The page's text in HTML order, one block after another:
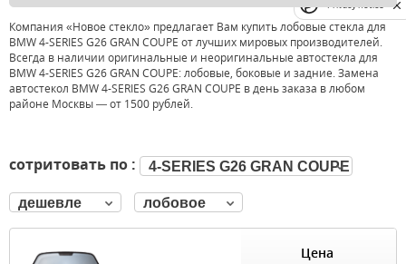
Компания «Новое стекло» предлагает Вам купить лобовые стекла для
BMW 4-SERIES G26 GRAN COUPE от лучших мировых производителей.
Всегда в наличии оригинальные и неоригинальные автостекла для
BMW 4-SERIES G26 GRAN COUPE: лобовые, боковые и задние. Замена
автостекол BMW 4-SERIES G26 GRAN COUPE в день заказа в любом
районе Москвы — от 1500 рублей.
сотритовать по : 4-SERIES G26 GRAN COUPE
дешевле лобовое
Цена